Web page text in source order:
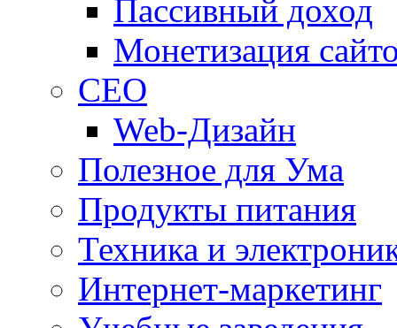
Пассивный доход
Монетизация
СЕО
Web-Дизайн
Полезное для Ума
Продукты питания
Техника и
Интернет-маркетинг